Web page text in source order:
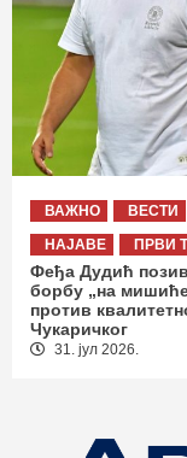
ВАЖНО
ВЕСТИ
НАЈАВЕ
ПРВИ
Феђа Дудић
борбу „на
против
Чукаричког
31. јул 2026.